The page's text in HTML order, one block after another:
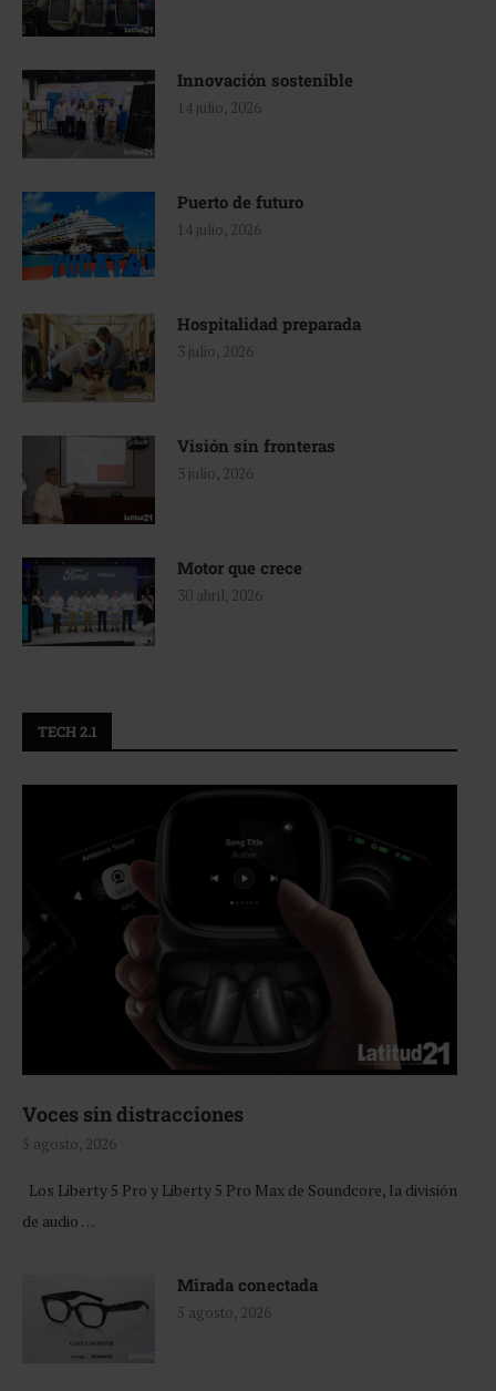
Innovación sostenible
14 julio, 2026
Puerto de futuro
14 julio, 2026
Hospitalidad preparada
3 julio, 2026
Visión sin fronteras
3 julio, 2026
Motor que crece
30 abril, 2026
TECH 2.1
Voces sin distracciones
5 agosto, 2026
Los Liberty 5 Pro y Liberty 5 Pro Max de Soundcore, la división
de audio …
Mirada conectada
5 agosto, 2026